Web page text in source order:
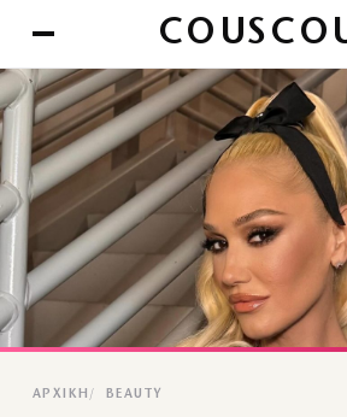
ΑΡΧΙΚΉ BEAUTY